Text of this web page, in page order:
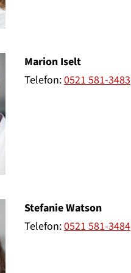
Marion Iselt
Telefon:0521 581-3483
Stefanie Watson
Telefon:0521 581-3484